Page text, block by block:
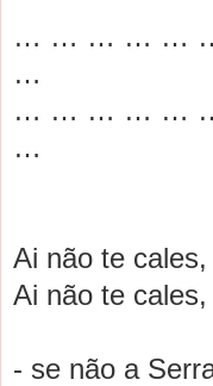
… … … … …
…
… … … … …
…
Ai não te cales,
Ai não te ca
- se não a Serr